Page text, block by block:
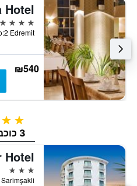
5 כוכבים
₪540
3 כוכבים
3 כוכבים
3 כוכבים